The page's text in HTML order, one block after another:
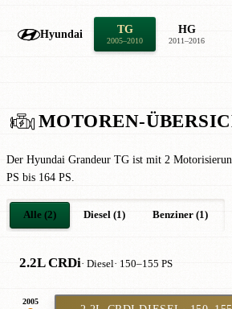
Hyundai TG
2005–2010
HG
2011–2016
MOTOREN-
Der Hyundai Grandeur TG ist mit 2
PS bis 164 PS.
Alle (2) Diesel (1) Benziner (1)
2.2L CRDi· Diesel· 150–155 PS
2005